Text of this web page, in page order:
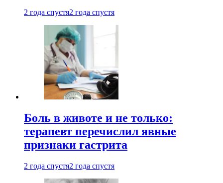
2 года спустя2 года спустя
Боль в животе и не только:
терапевт перечислил явные
признаки гастрита
2 года спустя2 года спустя